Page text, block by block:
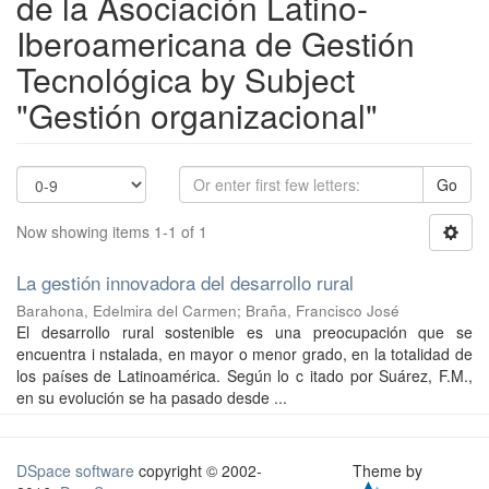
Iberoamericana de Gestión
Tecnológica by Subject
"Gestión organizacional"
Go
Now showing items 1-1 of 1
La gestión innovadora del desarrollo rural
Barahona, Edelmira del Carmen; Braña, Francisco José
El desarrollo rural sostenible es una preocupación que se
encuentra i nstalada, en mayor o menor grado, en la totalidad de
los países de Latinoamérica. Según lo c itado por Suárez, F.M.,
en su evolución se ha pasado desde ...
DSpace software copyright © 2002-
Theme by